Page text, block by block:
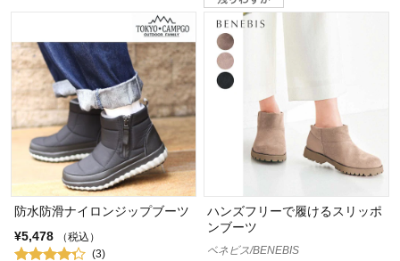
防水防滑ナイロンジップブーツ
¥5,478
（税込）
(3)
ハンズフリーで履けるスリッポ
ンブーツ
ベネビス/BENEBIS